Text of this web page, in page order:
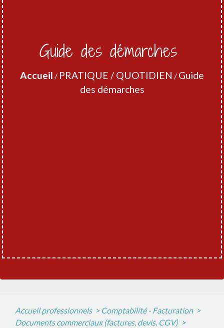
Guide des démarches
Accueil / PRATIQUE / QUOTIDIEN / Guide
des démarches
Accueil professionnels > Comptabilité - Facturation >
Documents commerciaux (factures, devis, CGV) >